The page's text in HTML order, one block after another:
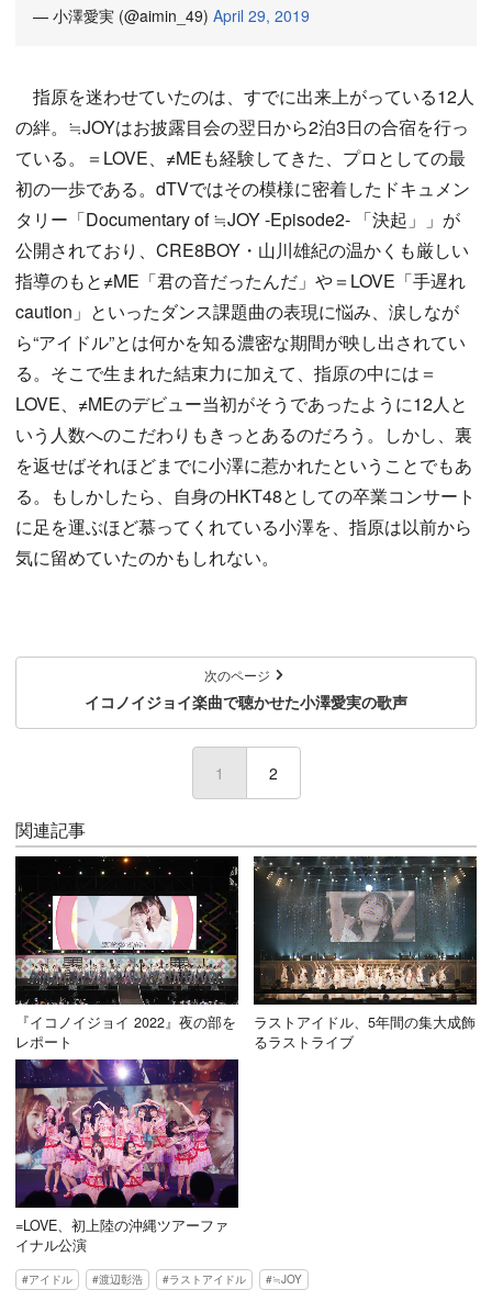
— 小澤愛実 (@aimin_49) April 29, 2019
指原を迷わせていたのは、すでに出来上がっている12人
の絆。≒JOYはお披露目会の翌日から2泊3日の合宿を行っ
ている。＝LOVE、≠MEも経験してきた、プロとしての最
初の一歩である。dTVではその模様に密着したドキュメン
タリー「Documentary of ≒JOY -Episode2- 「決起」」が
公開されており、CRE8BOY・山川雄紀の温かくも厳しい
指導のもと≠ME「君の音だったんだ」や＝LOVE「手遅れ
caution」といったダンス課題曲の表現に悩み、涙しなが
ら“アイドル”とは何かを知る濃密な期間が映し出されてい
る。そこで生まれた結束力に加えて、指原の中には＝
LOVE、≠MEのデビュー当初がそうであったように12人と
いう人数へのこだわりもきっとあるのだろう。しかし、裏
を返せばそれほどまでに小澤に惹かれたということでもあ
る。もしかしたら、自身のHKT48としての卒業コンサート
に足を運ぶほど慕ってくれている小澤を、指原は以前から
気に留めていたのかもしれない。
次のページ
イコノイジョイ楽曲で聴かせた小澤愛実の歌声
1 (current)
2
関連記事
『イコノイジョイ 2022』夜の部を
レポート
ラストアイドル、5年間の集大成飾
るラストライブ
=LOVE、初上陸の沖縄ツアーファ
イナル公演
アイドル 渡辺彰浩 ラストアイドル ≒JOY